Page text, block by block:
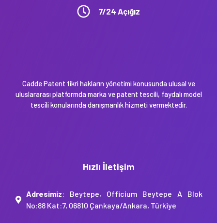
7/24 Açığız
Cadde Patent fikri hakların yönetimi konusunda ulusal ve
uluslararası platformda marka ve patent tescili, faydalı model
tescili konularında danışmanlık hizmeti vermektedir.
Hızlı İletişim
Adresimiz: Beytepe, Officium Beytepe A Blok
No:88 Kat:7, 06810 Çankaya/Ankara, Türkiye